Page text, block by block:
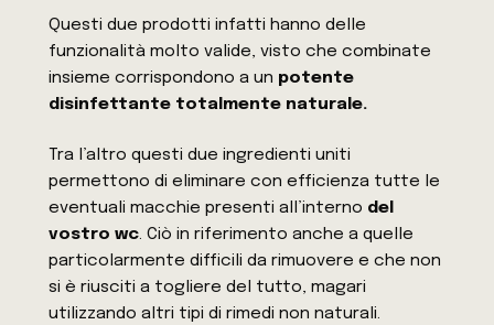
Questi due prodotti infatti hanno delle
funzionalità molto valide, visto che combinate
insieme corrispondono a un potente
disinfettante totalmente naturale.
Tra l’altro questi due ingredienti uniti
permettono di eliminare con efficienza tutte le
eventuali macchie presenti all’interno del
vostro wc. Ciò in riferimento anche a quelle
particolarmente difficili da rimuovere e che non
si è riusciti a togliere del tutto, magari
utilizzando altri tipi di rimedi non naturali.